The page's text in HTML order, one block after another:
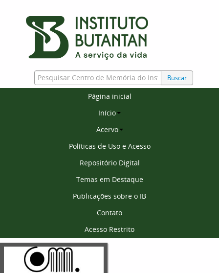
Buscar
Página inicial
Início
Acervo
Políticas de Uso e Acesso
Repositório Digital
Temas em Destaque
Publicações sobre o IB
Contato
Acesso Restrito